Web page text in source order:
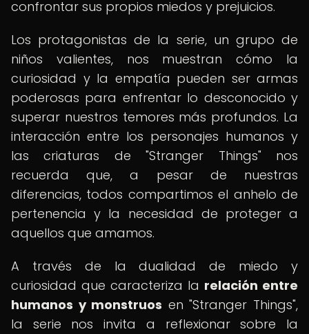
confrontar sus propios miedos y prejuicios.
Los protagonistas de la serie, un grupo de
niños valientes, nos muestran cómo la
curiosidad y la empatía pueden ser armas
poderosas para enfrentar lo desconocido y
superar nuestros temores más profundos. La
interacción entre los personajes humanos y
las criaturas de "Stranger Things" nos
recuerda que, a pesar de nuestras
diferencias, todos compartimos el anhelo de
pertenencia y la necesidad de proteger a
aquellos que amamos.
A través de la dualidad de miedo y
curiosidad que caracteriza la relación entre
humanos y monstruos en "Stranger Things",
la serie nos invita a reflexionar sobre la